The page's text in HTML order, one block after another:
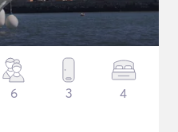
6 3 4